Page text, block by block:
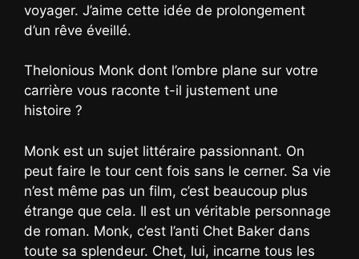
voyager. J’aime cette idée de prolongement
d’un rêve éveillé.
Thelonious Monk dont l’ombre plane sur votre
carrière vous raconte t-il justement une
histoire ?
Monk est un sujet littéraire passionnant. On
peut faire le tour cent fois sans le cerner. Sa vie
n’est même pas un film, c’est beaucoup plus
étrange que cela. Il est un véritable personnage
de roman. Monk, c’est l’anti Chet Baker dans
toute sa splendeur. Chet, lui, incarne tous les